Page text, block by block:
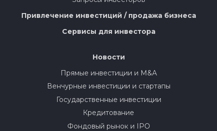
Привлечение инвестиций / продажа бизнеса
Сервисы для инвестора
Новости
Прямые инвестиции и M&A
Венчурные инвестиции и стартапы
Государственные инвестиции
Кредитование
Фондовый рынок и IPO